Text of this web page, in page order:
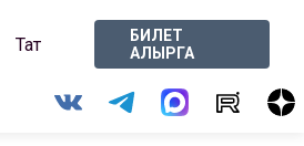
Тат
БИЛЕТ
АЛЫРГА